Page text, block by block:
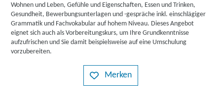
Wohnen und Leben, Gefühle und Eigenschaften, Essen und Trinken,
Gesundheit, Bewerbungsunterlagen und -gespräche inkl. einschlägiger
Grammatik und Fachvokabular auf hohem Niveau. Dieses Angebot
eignet sich auch als Vorbereitungskurs, um Ihre Grundkenntnisse
aufzufrischen und Sie damit beispielsweise auf eine Umschulung
vorzubereiten.
Merken